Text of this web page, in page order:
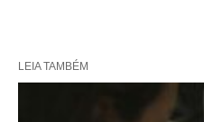
LEIA TAMBÉM